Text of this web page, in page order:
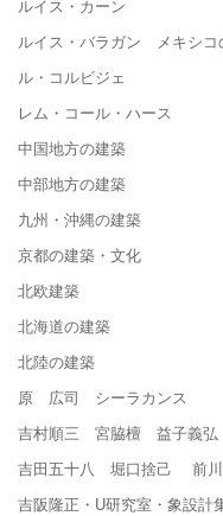
ルイス・カーン
ルイス・バラガン メキシコ
ル・コルビジェ
レム・コール・ハース
中国地方の建築
中部地方の建築
九州・沖縄の建築
京都の建築・文化
北欧建築
北海道の建築
北陸の建築
原 広司 シーラカンス
吉村順三 宮脇檀 益子義
吉田五十八 堀口捨己 前
吉阪隆正・U研究室・象設計